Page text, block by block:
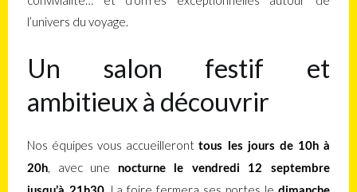
l’univers du voyage.
Un salon festif et
ambitieux à découvrir
Nos équipes vous accueilleronttous les jours de 10h à
20h, avec une
nocturne le vendredi 12 septembre